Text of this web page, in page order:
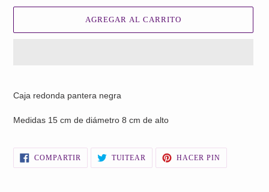
AGREGAR AL CARRITO
producto
a
de
compra
Caja redonda pantera negra
Medidas 15 cm de diámetro 8 cm de alto
COMPARTIR COMPARTIR
EN
FACEBOOK
TUITEAR TUITEAR
TWITTER
HACER PINPINEAR
PINTEREST